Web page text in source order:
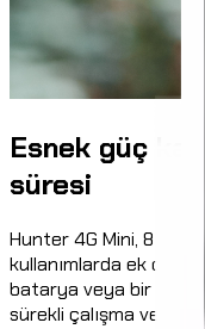
Esnek güç
süresi
Hunter 4G Mini, 8 × AA
kullanımlarda ek
batarya veya bir
sürekli çalışma veya